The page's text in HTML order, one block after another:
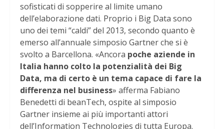
sofisticati di sopperire al limite umano
dell’elaborazione dati. Proprio i Big Data sono
uno dei temi “caldi” del 2013, secondo quanto è
emerso all’annuale simposio Gartner che si è
svolto a Barcellona. «Ancora poche aziende in
Italia hanno colto la potenzialità dei Big
Data, ma di certo è un tema capace di fare la
differenza nel business» afferma Fabiano
Benedetti di beanTech, ospite al simposio
Gartner insieme ai più importanti attori
dell’Information Technologies di tutta Europa.